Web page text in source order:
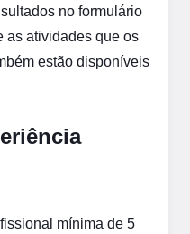
no formulário
as atividades que os
estão disponíveis
mínima de 5